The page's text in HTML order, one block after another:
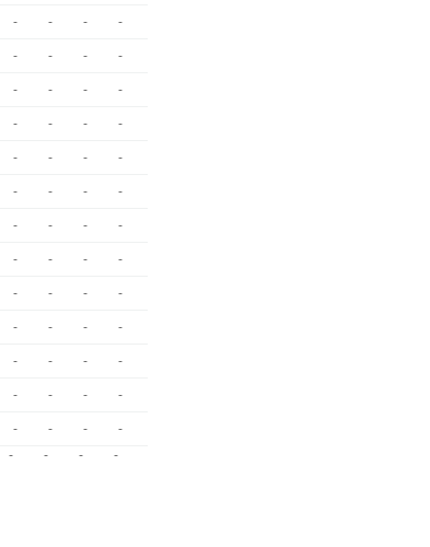
- - - -
- - - -
- - - -
- - - -
- - - -
- - - -
- - - -
- - - -
- - - -
- - - -
- - - -
- - - -
- - -
-
- - - -